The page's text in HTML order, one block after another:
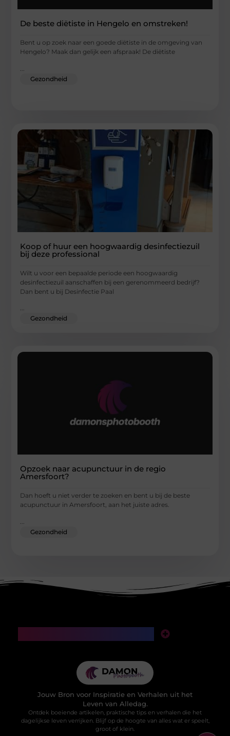
De beste diëtiste in Hengelo en omstreken!
Bent u op zoek naar een goede diëtiste in de omgeving van
Hengelo? Maak dan gelijk een afspraak! De diëtiste
Gezondheid
Koop of huur een hoogwaardig desinfectiezuil
bij deze professional
Wilt u voor een bepaalde periode een hoogwaardig
desinfectiezuil aanschaffen bij een gerenommeerd bedrijf?
Dan bent u bij Desinfectie Paal
...
Gezondheid
Opzoek naar acupunctuur in de regio
Amersfoort?
Dan hoeft u niet verder te zoeken en bent u bij de beste
acupunctuur in Amersfoort, aan het juiste adres.
Gezondheid
Jouw Bron voor Inspiratie en Verhalen uit het
Leven van Alledag.
Ontdek boeiende artikelen, praktische tips en verhalen die het
dagelijkse leven verrijken. Blijf op de hoogte van alles wat er speelt,
groot of klein.